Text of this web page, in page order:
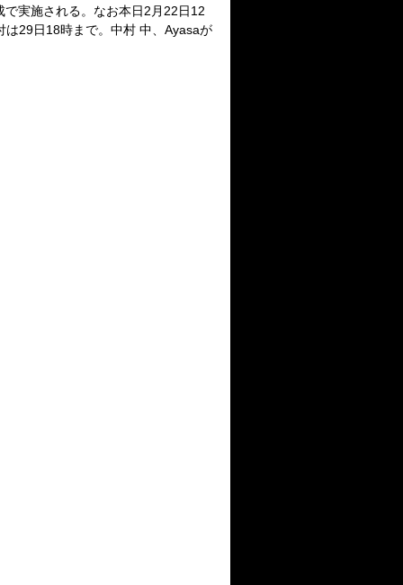
実施される。なお本日2月22日12
29日18時まで。中村 中、Ayasaが